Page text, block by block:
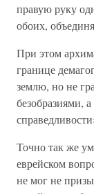
правую руку
обоих,
При этом
границе
землю, но не
безобразиями,
Точно так же
еврейском
не мог не